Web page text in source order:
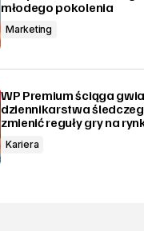
młodego pokolenia
Marketing
WP Premium ściąga
dziennikarstwa
zmienić reguły gry na
Kariera